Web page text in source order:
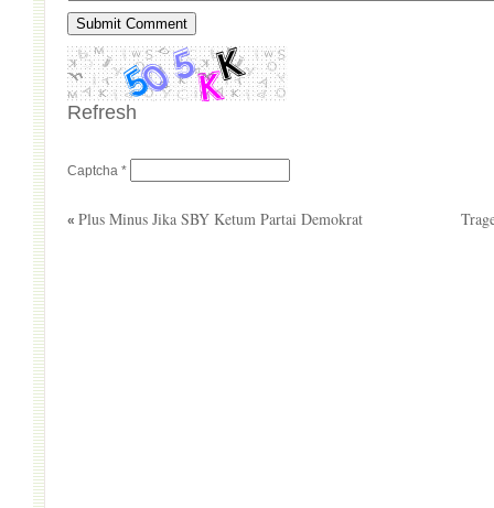
Refresh
Captcha *
« Plus Minus Jika SBY Ketum Partai Demokrat